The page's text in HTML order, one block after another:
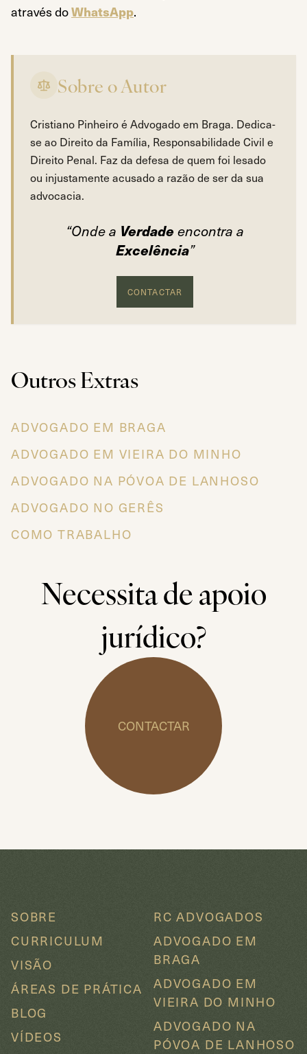
através doWhatsApp.
Sobre o Autor
Cristiano Pinheiro é Advogado em Braga. Dedica-
se ao Direito da Família, Responsabilidade Civil e
Direito Penal. Faz da defesa de quem foi lesado
ou injustamente acusado a razão de ser da sua
advocacia.
“Onde a Verdadeencontra a
Excelência”
CONTACTAR
Outros Extras
ADVOGADO EM BRAGA
ADVOGADO EM VIEIRA DO MINHO
ADVOGADO NA PÓVOA DE LANHOSO
ADVOGADO NO GERÊS
COMO TRABALHO
Necessita de apoio
jurídico?
CONTACTAR
SOBRE
CURRICULUM
VISÃO
ÁREAS DE PRÁTICA
BLOG
VÍDEOS
RC ADVOGADOS
ADVOGADO EM
BRAGA
ADVOGADO EM
VIEIRA DO MINHO
ADVOGADO NA
PÓVOA DE LANHOSO